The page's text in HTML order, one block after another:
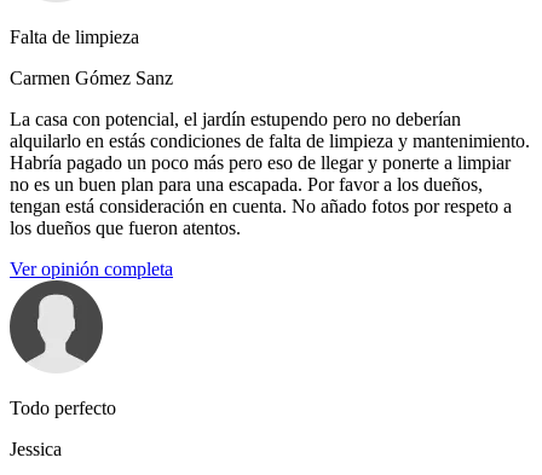
Falta de limpieza
Carmen Gómez Sanz
La casa con potencial, el jardín estupendo pero no deberían
alquilarlo en estás condiciones de falta de limpieza y mantenimiento.
Habría pagado un poco más pero eso de llegar y ponerte a limpiar
no es un buen plan para una escapada. Por favor a los dueños,
tengan está consideración en cuenta. No añado fotos por respeto a
los dueños que fueron atentos.
Ver opinión completa
Todo perfecto
Jessica